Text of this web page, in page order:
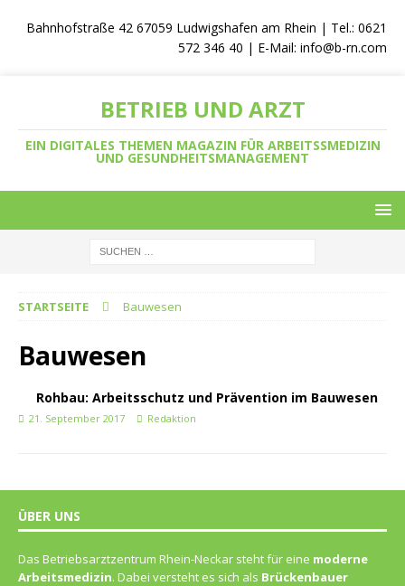
Bahnhofstraße 42 67059 Ludwigshafen am Rhein | Tel.: 0621
572 346 40 | E-Mail: info@b-rn.com
BETRIEB UND ARZT
EIN DIGITALES THEMEN MAGAZIN FÜR ARBEITSSMEDIZIN
UND GESUNDHEITSMANAGEMENT
STARTSEITE Bauwesen
Bauwesen
Rohbau: Arbeitsschutz und Prävention im Bauwesen
21. September 2017 Redaktion
ÜBER UNS
Das Betriebsarztzentrum Rhein-Neckar steht für eine moderne
Arbeitsmedizin. Dabei versteht es sich als Brückenbauer